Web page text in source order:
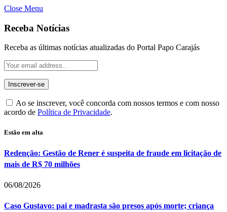
Close Menu
Receba Notícias
Receba as últimas notícias atualizadas do Portal Papo Carajás
Ao se inscrever, você concorda com nossos termos e com nosso
acordo de Política de Privacidade.
Estão em alta
Redenção: Gestão de Rener é suspeita de fraude em licitação de
mais de R$ 70 milhões
06/08/2026
Caso Gustavo: pai e madrasta são presos após morte; criança